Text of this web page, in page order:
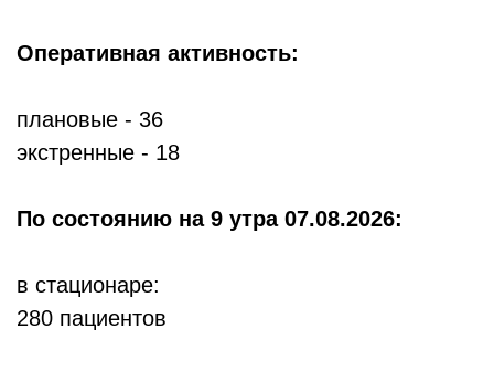
Оперативная активность:
плановые - 36
экстренные - 18
По состоянию на 9 утра 07.08.2026:
в стационаре:
280 пациентов